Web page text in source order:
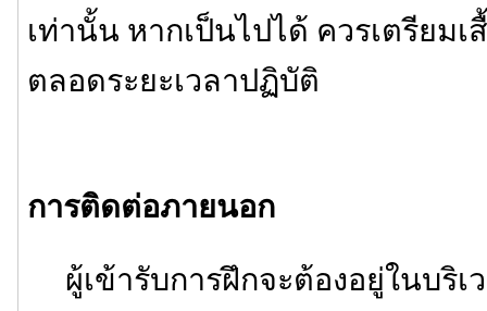
เท่านั้น หากเป็นไปได้ ควรเตรียมเ
ตลอดระยะเวลาปฏิบัติ
การติดต่อภายนอก
ผู้เข้ารับการฝึกจะต้องอยู่ในบริ